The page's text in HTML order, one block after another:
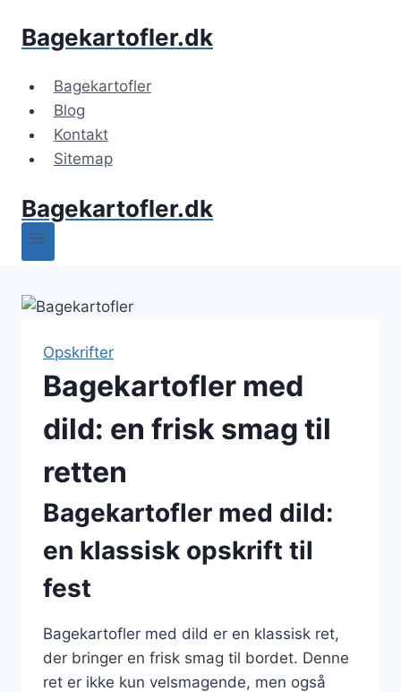
Bagekartofler.dk
Bagekartofler
Blog
Kontakt
Sitemap
Bagekartofler.dk
Opskrifter
Bagekartofler med
dild: en frisk smag til
retten
Bagekartofler med dild:
en klassisk opskrift til
fest
Bagekartofler med dild er en klassisk ret,
der bringer en frisk smag til bordet. Denne
ret er ikke kun velsmagende, men også